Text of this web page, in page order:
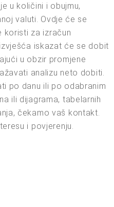
u količini i obujmu,
valuti. Ovdje će se
za izračun
iskazat će se dobit
u obzir promjene
analizu neto dobiti.
po danu ili po odabranim
ili dijagrama, tabelarnih
čekamo vaš kontakt.
i povjerenju.